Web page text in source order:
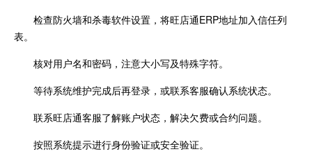
检查防火墙和杀毒软件设置，将旺店通ERP地址加入信任列
表。
核对用户名和密码，注意大小写及特殊字符。
等待系统维护完成后再登录，或联系客服确认系统状态。
联系旺店通客服了解账户状态，解决欠费或合约问题。
按照系统提示进行身份验证或安全验证。